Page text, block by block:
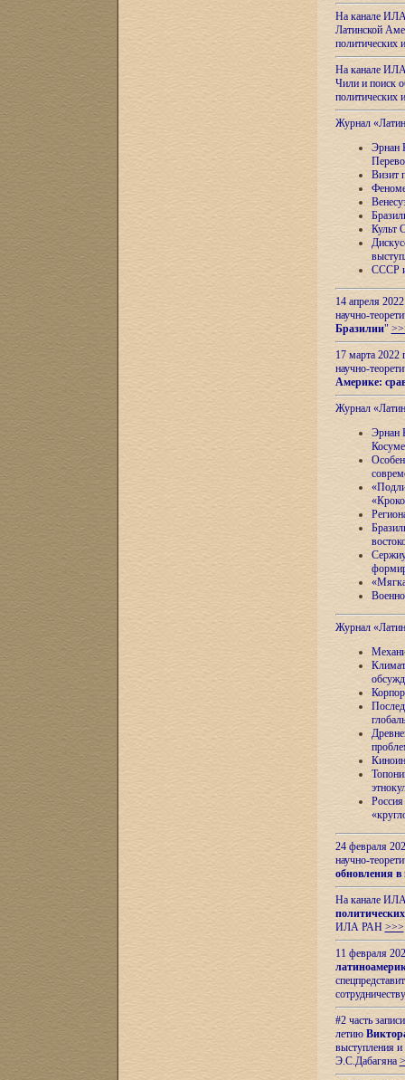
На канале
Латинской
На канале
Чили и поиск
Журнал
Эрнан
Визит
Культ
СССР и
14 апреля
научно-
Бразилии"
17 марта 2022
научно-
Америке:
Журнал
Эрнан
Журнал
24 февраля
научно-
обновления в
На канале
ИЛА РАН >>>
11 февраля
#2 часть
летию
выступления
Э.С.Дабагяна